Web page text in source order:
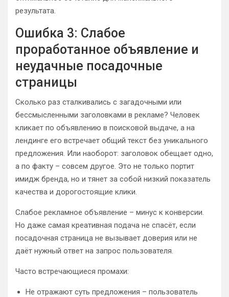
результата.
Ошибка 3: Слабое
проработанное объявление и
неудачные посадочные
страницы
Сколько раз сталкивались с загадочными или
бессмысленными заголовками в рекламе? Человек
кликает по объявлению в поисковой выдаче, а на
лендинге его встречает общий текст без уникального
предложения. Или наоборот: заголовок обещает одно,
а по факту – совсем другое. Это не только портит
имидж бренда, но и тянет за собой низкий показатель
качества и дорогостоящие клики.
Слабое рекламное объявление – минус к конверсии.
Но даже самая креативная подача не спасёт, если
посадочная страница не вызывает доверия или не
даёт нужный ответ на запрос пользователя.
Часто встречающиеся промахи:
Не отражают суть предложения – пользователь